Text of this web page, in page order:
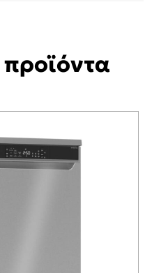
προϊόντα